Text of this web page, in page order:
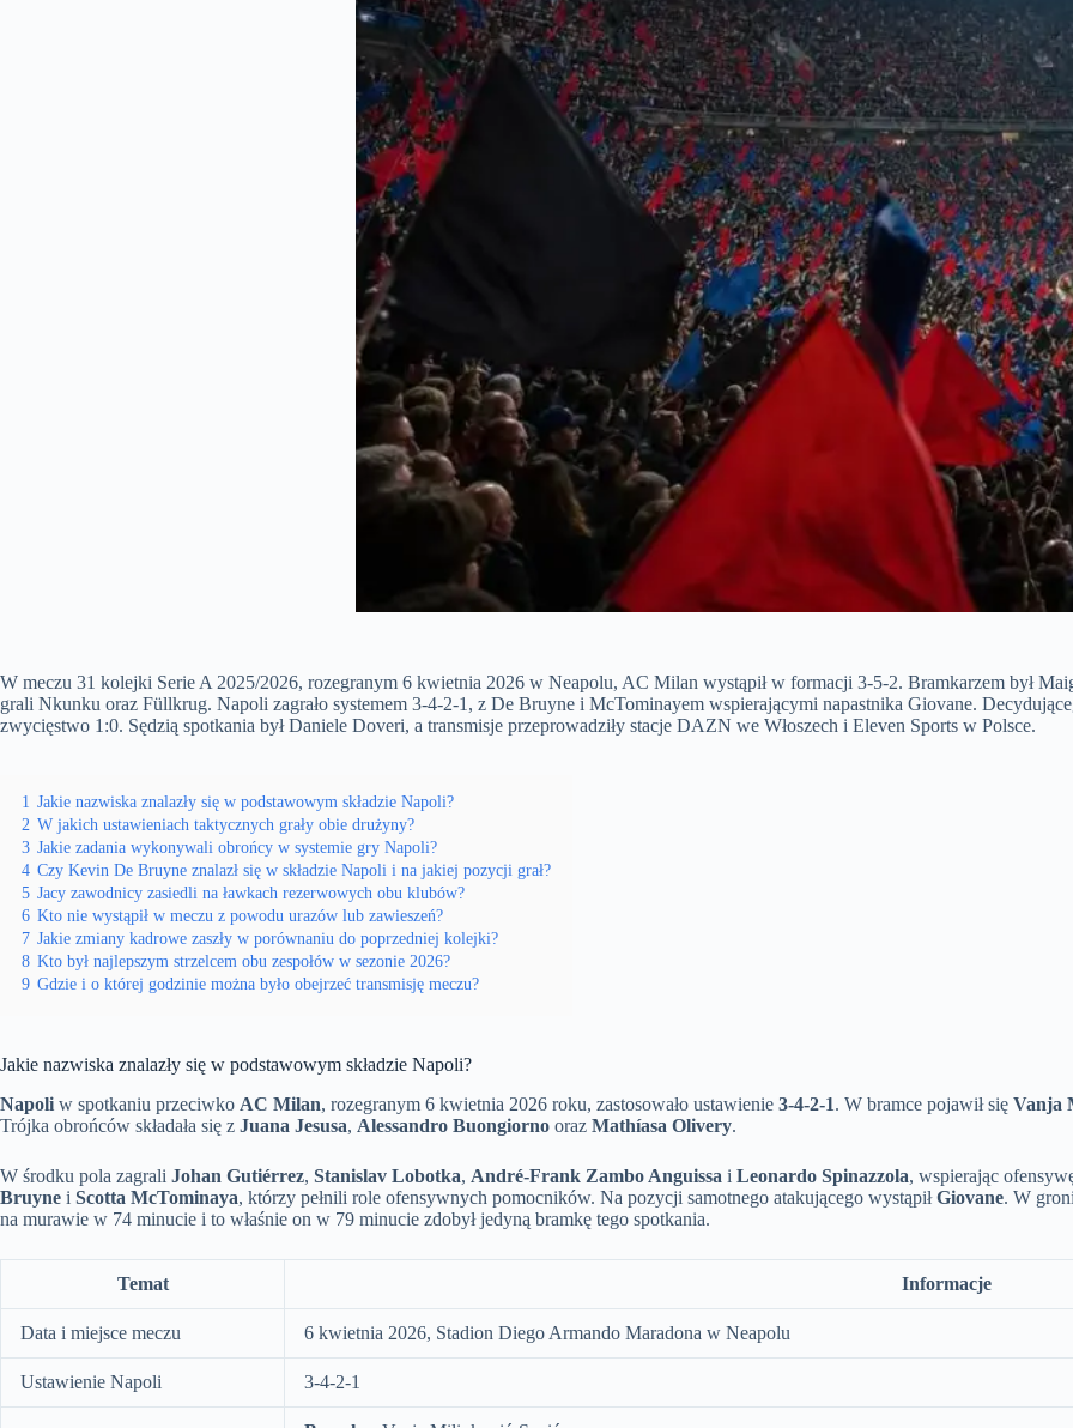
W meczu 31 kolejki Serie A 2025/2026, rozegranym 6 kwietnia 2026 w Neapolu, AC Milan wystąpił w formacji 3-5-2. Bramkarzem był
grali Nkunku oraz Füllkrug. Napoli zagrało systemem 3-4-2-1, z De Bruyne i McTominayem wspierającymi napastnika Giovane.
zwycięstwo 1:0. Sędzią spotkania był Daniele Doveri, a transmisje przeprowadziły stacje DAZN we Włoszech i Eleven Sports w Polsce.
1 Jakie nazwiska znalazły się w podstawowym składzie Napoli?
2 W jakich ustawieniach taktycznych grały obie drużyny?
3 Jakie zadania wykonywali obrońcy w systemie gry Napoli?
4 Czy Kevin De Bruyne znalazł się w składzie Napoli i na jakiej pozycji grał?
5 Jacy zawodnicy zasiedli na ławkach rezerwowych obu klubów?
6 Kto nie wystąpił w meczu z powodu urazów lub zawieszeń?
7 Jakie zmiany kadrowe zaszły w porównaniu do poprzedniej kolejki?
8 Kto był najlepszym strzelcem obu zespołów w sezonie 2026?
9 Gdzie i o której godzinie można było obejrzeć transmisję meczu?
Jakie nazwiska znalazły się w podstawowym składzie Napoli?
Napoli w spotkaniu przeciwko AC Milan, rozegranym 6 kwietnia 2026 roku, zastosowało ustawienie 3-4-2-1. W bramce pojawił się Vanja
Trójka obrońców składała się z Juana Jesusa, Alessandro Buongiorno oraz Mathíasa Olivery.
W środku pola zagrali Johan Gutiérrez, Stanislav Lobotka, André-Frank Zambo Anguissa i Leonardo Spinazzola, wspierając
Bruyne i Scotta McTominaya, którzy pełnili role ofensywnych pomocników. Na pozycji samotnego atakującego wystąpiłGiovane. W
na murawie w 74 minucie i to właśnie on w 79 minucie zdobył jedyną bramkę tego spotkania.
Temat Informacje
Data i miejsce meczu 6 kwietnia 2026, Stadion Diego Armando Maradona w Neapolu
Ustawienie Napoli 3-4-2-1